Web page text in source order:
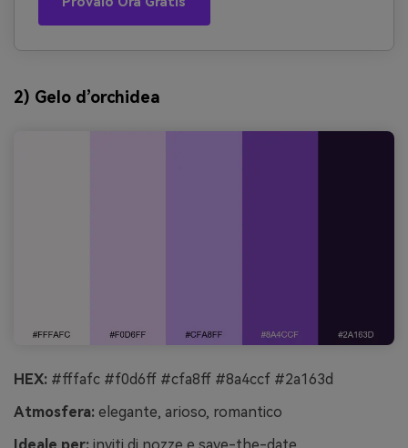
2) Gelo d’orchidea
HEX: #fffafc #f0d6ff #cfa8ff #8a4ccf #2a163d
Atmosfera: elegante, arioso, romantico
Ideale per: inviti di nozze e save-the-date